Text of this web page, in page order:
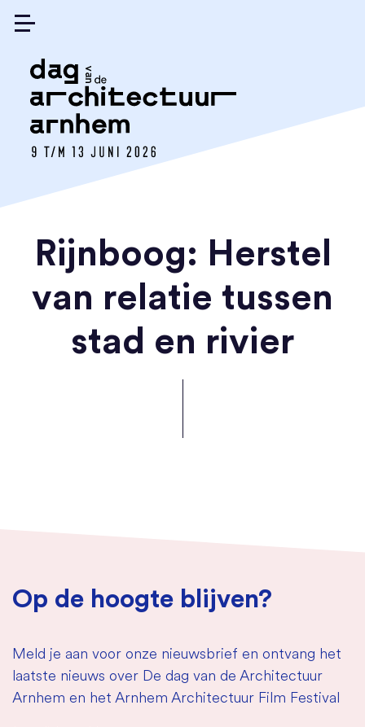
Rijnboog: Herstel
van relatie tussen
stad en rivier
Op de hoogte blijven?
Meld je aan voor onze nieuwsbrief en ontvang het
laatste nieuws over De dag van de Architectuur
Arnhem en het Arnhem Architectuur Film Festival